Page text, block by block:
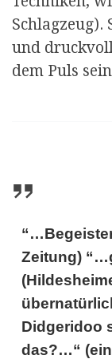
Schlagzeug).
und
dem Puls
Zeitung)
Didgeridoo
das?…“